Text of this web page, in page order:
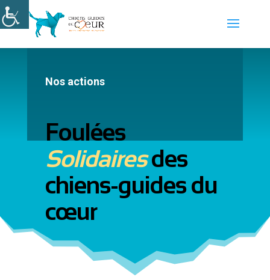
Nos actions
Foulées
Solidairesdes
chiens-guides du
cœur